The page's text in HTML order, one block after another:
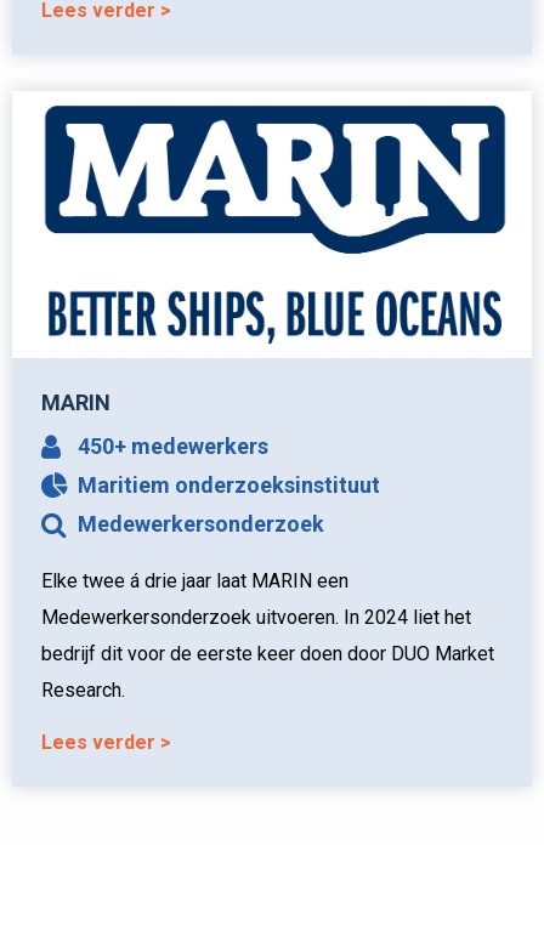
Lees verder
MARIN
450+ medewerkers
Maritiem onderzoeksinstituut
Medewerkersonderzoek
Elke twee á drie jaar laat MARIN een
Medewerkersonderzoek uitvoeren. In 2024 liet het
bedrijf dit voor de eerste keer doen door DUO Market
Research.
Lees verder